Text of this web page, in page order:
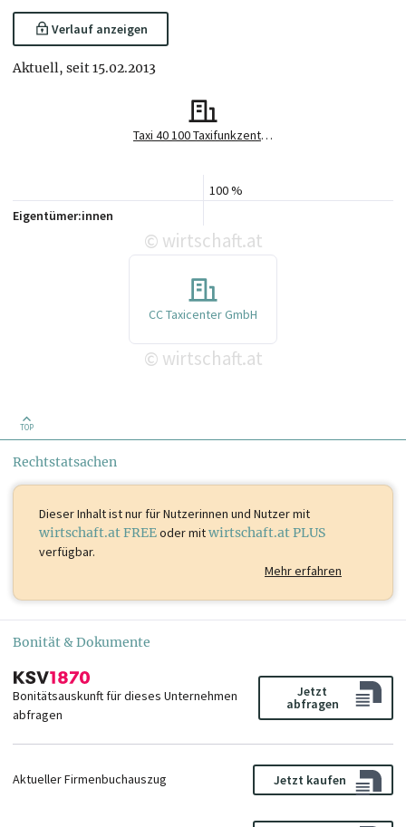
Verlauf anzeigen
Aktuell, seit 15.02.2013
Taxi 40 100 Taxifunkzentrale GmbH
100 %
Eigentümer:innen
© wirtschaft.at
CC Taxicenter GmbH
© wirtschaft.at
TOP
Rechtstatsachen
Dieser Inhalt istnur für Nutzerinnen und Nutzer mit
wirtschaft.at FREEoder mitwirtschaft.at PLUS
verfügbar.
Mehr erfahren
Bonität & Dokumente
Bonitätsauskunft für dieses Unternehmen
abfragen
Jetzt
abfragen
Aktueller Firmenbuchauszug Jetzt kaufen